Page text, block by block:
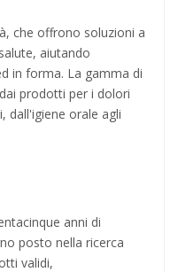
che offrono soluzioni a
aiutando
in forma. La gamma di
prodotti per i dolori
dall'igiene orale agli
anni di
posto nella ricerca
validi,